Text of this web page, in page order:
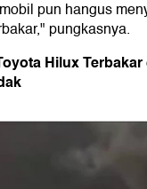
pun hangus
pungkasnya.
Hilux